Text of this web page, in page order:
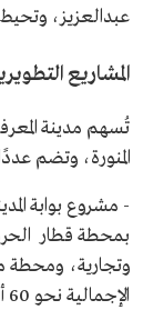
عبدالعزيز،
المشاريع
تُسهم مدينة
المنورة، وتضم
- مشروع بوابة
بمحطة قطار
وتجارية،
الإجمالية نحو 60 ألف م2.